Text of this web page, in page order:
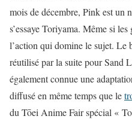
mois de décembre, Pink est un
s’essaye Toriyama. Même si les
l’action qui domine le sujet. Le
réutilisé par la suite pour Sand
également connue une
diffusé en même temps que le
du Tōei Anime Fair spécial «